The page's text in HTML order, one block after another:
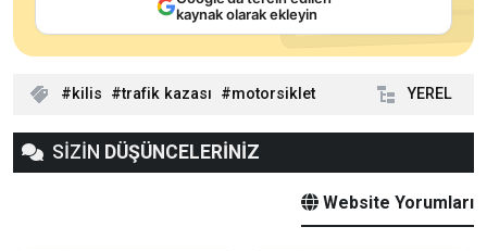
kaynak olarak ekleyin
kilis trafik kazası motorsiklet YEREL
SİZİN DÜŞÜNCELERİNİZ
Website Yorumları